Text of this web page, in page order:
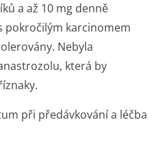
a až 10 mg denně
pokročilým karcinomem
Nebyla
která by
při předávkování a léčba